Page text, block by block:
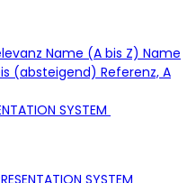
Name (A bis Z) Name
(absteigend) Referenz, A
SYSTEM